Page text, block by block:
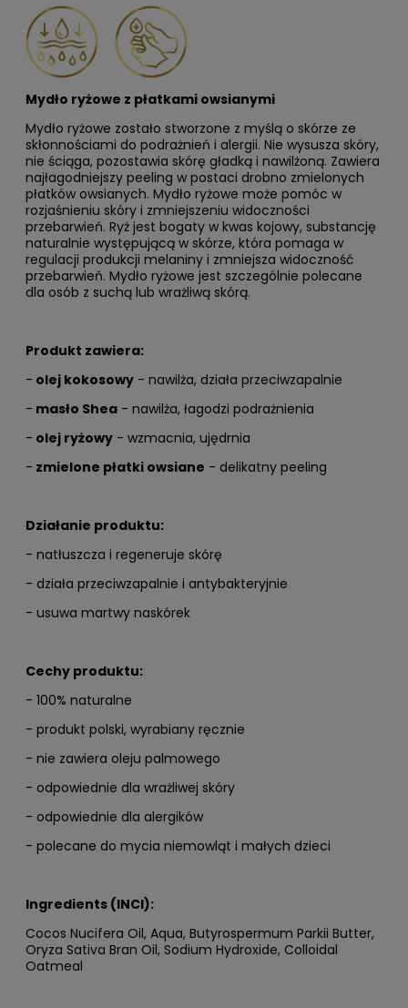
Mydło ryżowe z płatkami owsianymi
Mydło ryżowe zostało stworzone z myślą o skórze ze
skłonnościami do podrażnień i alergii. Nie wysusza skóry,
nie ściąga, pozostawia skórę gładką i nawilżoną. Zawiera
najłagodniejszy peeling w postaci drobno zmielonych
płatków owsianych. Mydło ryżowe może pomóc w
rozjaśnieniu skóry i zmniejszeniu widoczności
przebarwień. Ryż jest bogaty w kwas kojowy, substancję
naturalnie występującą w skórze, która pomaga w
regulacji produkcji melaniny i zmniejsza widoczność
przebarwień. Mydło ryżowe jest szczególnie polecane
dla osób z suchą lub wrażliwą skórą.
Produkt zawiera:
- olej kokosowy - nawilża, działa przeciwzapalnie
- masło Shea - nawilża, łagodzi podrażnienia
- olej ryżowy - wzmacnia, ujędrnia
- zmielone płatki owsiane - delikatny peeling
Działanie produktu:
- natłuszcza i regeneruje skórę
- działa przeciwzapalnie i antybakteryjnie
- usuwa martwy naskórek
Cechy produktu:
- 100% naturalne
- produkt polski, wyrabiany ręcznie
- nie zawiera oleju palmowego
- odpowiednie dla wrażliwej skóry
- odpowiednie dla alergików
- polecane do mycia niemowląt i małych dzieci
Ingredients (INCI):
Cocos Nucifera Oil, Aqua, Butyrospermum Parkii Butter,
Oryza Sativa Bran Oil, Sodium Hydroxide, Colloidal
Oatmeal